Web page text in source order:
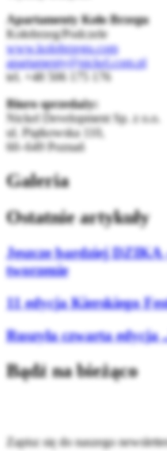
Apartamenty Koło Brzegu
Kołobrzeg/Podczele
www.kolobrzegu.com
apartamenty@nickel.com.pl
tel. +48 506 175 176
Biuro sprzedaży:
Nickel Development Sp. z o.o.
ul. Piątkowska 110,
60–649 Poznań
Galeria
Ostatnie artykuły
Jeszcze bardziej
tworzenie
11 edycja Kierskiego
Ruszyła czwarta
Bądź na bieżąco
Zapisz się do naszego